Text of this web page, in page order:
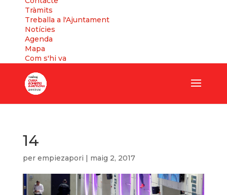
Tràmits
Treballa a l'Ajuntament
Notícies
Agenda
Mapa
Com s'hi va
14
per empiezapori | maig 2, 2017